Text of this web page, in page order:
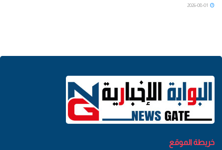
خريطة الموقع